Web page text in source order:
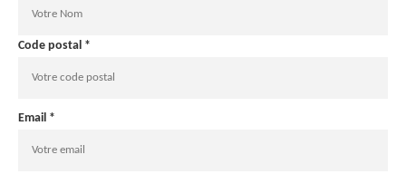
Code postal *
Email *